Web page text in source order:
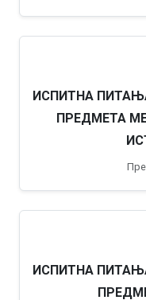
ИСПИТНА
ПРЕДМЕТА
ИСПИТНА